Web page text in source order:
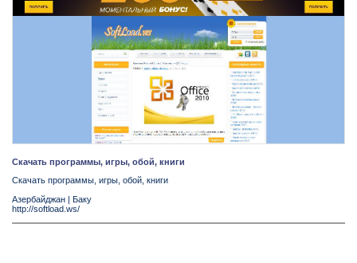
Скачать программы, игры, обой, книги
Скачать программы, игры, обой, книги
Азербайджан | Баку
http://softload.ws/